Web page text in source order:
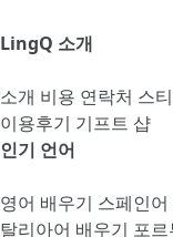
LingQ 소개
소개 비용 연락처 스
이용후기 기프트 샵
인기 언어
영어 배우기 스페인어
탈리아어 배우기 포